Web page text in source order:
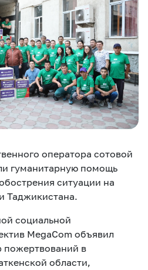
Соц.сети
номера Доставка SIM
офисов и
MegaPay MegaKassa
оператора сотовой
гуманитарную помощь
ситуации на
Таджикистана.
социальной
MegaCom объявил
пожертвований в
области,